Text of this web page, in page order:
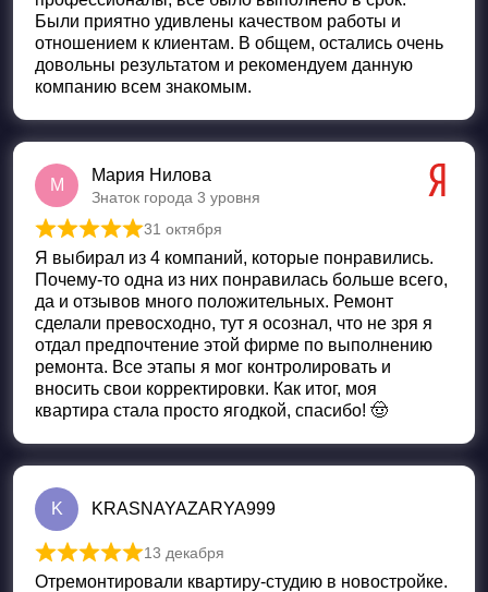
Были приятно удивлены качеством работы и
отношением к клиентам. В общем, остались очень
довольны результатом и рекомендуем данную
компанию всем знакомым.
М
Мария Нилова
Знаток города 3 уровня
Оценка5 из 5
31 октября
Я выбирал из 4 компаний, которые понравились.
Почему-то одна из них понравилась больше всего,
да и отзывов много положительных. Ремонт
сделали превосходно, тут я осознал, что не зря я
отдал предпочтение этой фирме по выполнению
ремонта. Все этапы я мог контролировать и
вносить свои корректировки. Как итог, моя
квартира стала просто ягодкой, спасибо! 🤠
K KRASNAYAZARYA999
Оценка5 из 5
13 декабря
Отремонтировали квартиру-студию в новостройке.